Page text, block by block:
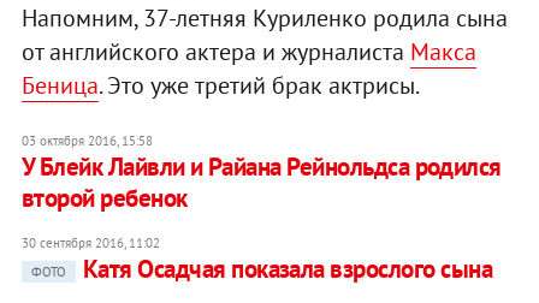
Напомним, 37-летняя Куриленко родила сына
от английского актера и журналиста Макса
Беница. Это уже третий брак актрисы.
03 октября 2016, 15:58
У Блейк Лайвли и Райана Рейнольдса родился
второй ребенок
30 сентября 2016, 11:02
ФОТО
Катя Осадчая показала взрослого сына